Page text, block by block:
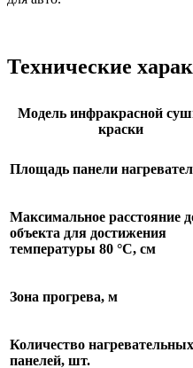
Технические
Модель инфракрасной
краски
Площадь панели
Максимальное расстояние
объекта для достижения
температуры 80 °С, см
Зона прогрева, м
Количество нагревательных
панелей, шт.